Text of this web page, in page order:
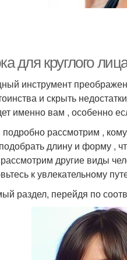
для круглого
инструмент
и скрыть
именно вам , особенно
рассмотрим ,
длину и форму ,
другие виды
к увлекательному
раздел, перейдя по